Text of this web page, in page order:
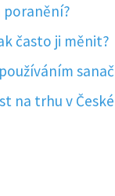
poranění?
často ji měnit?
na trhu v